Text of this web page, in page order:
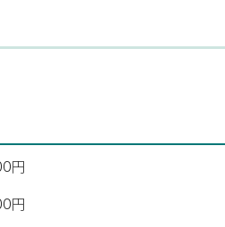
円
円